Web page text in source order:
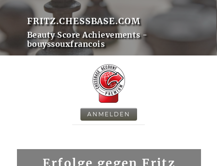
FRITZ.CHESSBASE.COM
Beauty Score Achievements -
bouyssouxfrancois
ANMELDEN